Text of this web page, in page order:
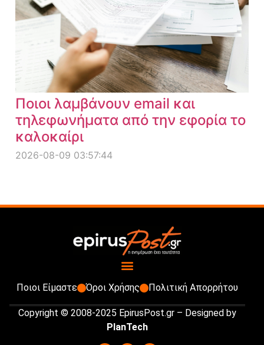
Ποιοι λαμβάνουν email και
τηλεφωνήματα από την εφορία το
καλοκαίρι
2026-08-09 03:57:44
Ποιοι Είμαστε Όροι Χρήσης Πολιτική Απορρήτου
Copyright © 2008-2025 EpirusPost.gr – Designed by
PlanTech